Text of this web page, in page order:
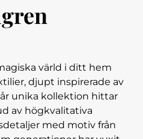
värld i ditt hem
djupt inspirerade av
unika kollektion hittar
av högkvalitativa
med motiv från